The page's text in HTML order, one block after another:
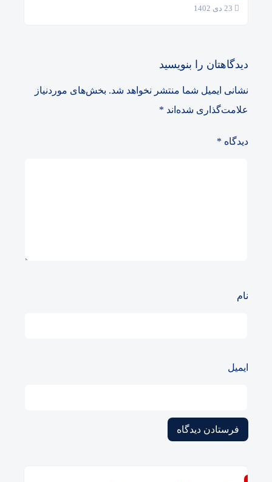
دیدگاهتان را بنویسید
نشانی ایمیل شما منتشر نخواهد شد. بخش‌های موردنیاز
علامت‌گذاری شده‌اند *
دیدگاه *
نام
ایمیل